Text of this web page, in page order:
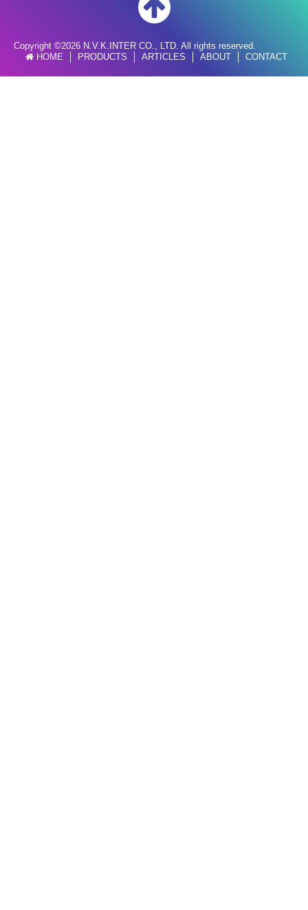
Copyright ©2026 N.V.K.INTER CO., LTD. All rights reserved.
HOME
PRODUCTS ARTICLES ABOUT CONTACT